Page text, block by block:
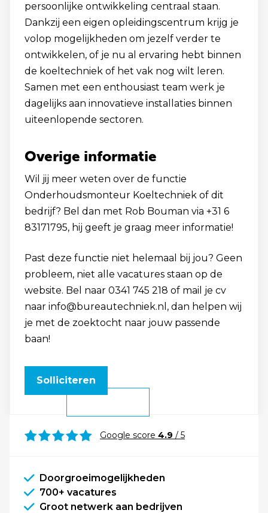
persoonlijke ontwikkeling centraal staan.
Dankzij een eigen opleidingscentrum krijg je
volop mogelijkheden om jezelf verder te
ontwikkelen, of je nu al ervaring hebt binnen
de koeltechniek of het vak nog wilt leren.
Samen met een enthousiast team werk je
dagelijks aan innovatieve installaties binnen
uiteenlopende sectoren.
Overige informatie
Wil jij meer weten over de functie
Onderhoudsmonteur Koeltechniek of dit
bedrijf? Bel dan met Rob Bouman via +31 6
83171795, hij geeft je graag meer informatie!
Past deze functie niet helemaal bij jou? Geen
probleem, niet alle vacatures staan op de
website. Bel naar 0341 745 218 of mail je cv
naar info@bureautechniek.nl, dan helpen wij
je met de zoektocht naar jouw passende
baan!
Solliciteren
Google score 4.9 / 5
Doorgroeimogelijkheden
700+ vacatures
Groot netwerk aan bedrijven